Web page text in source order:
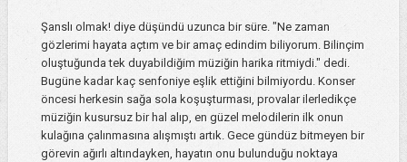
Şanslı olmak! diye düşündü uzunca bir süre. "Ne zaman
gözlerimi hayata açtım ve bir amaç edindim biliyorum. Bilinçim
oluştuğunda tek duyabildiğim müziğin harika ritmiydi." dedi.
Bugüne kadar kaç senfoniye eşlik ettiğini bilmiyordu. Konser
öncesi herkesin sağa sola koşuşturması, provalar ilerledikçe
müziğin kusursuz bir hal alıp, en güzel melodilerin ilk onun
kulağına çalınmasına alışmıştı artık. Gece gündüz bitmeyen bir
görevin ağırlı altındayken, hayatın onu bulunduğu noktaya